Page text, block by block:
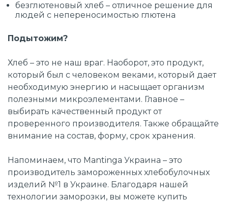
безглютеновый хлеб – отличное решение для
людей с непереносимостью глютена
Подытожим?
Хлеб – это не наш враг. Наоборот, это продукт,
который был с человеком веками, который дает
необходимую энергию и насыщает организм
полезными микроэлементами. Главное –
выбирать качественный продукт от
проверенного производителя. Также обращайте
внимание на состав, форму, срок хранения.
Напоминаем, что Mantinga Украина – это
производитель замороженных хлебобулочных
изделий №1 в Украине. Благодаря нашей
технологии заморозки, вы можете купить